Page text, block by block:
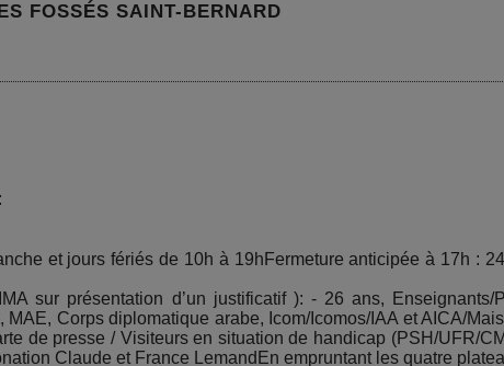
FOSSÉS SAINT-BERNARD
et jours fériés de 10h à 19hFermeture anticipée à 17h :
sur présentation d’un justificatif ): - 26 ans, Enseignants/
Corps diplomatique arabe, Icom/Icomos/IAA et AICA/
de presse / Visiteurs en situation de handicap (PSH/UFR/
Claude et France LemandEn empruntant les quatre